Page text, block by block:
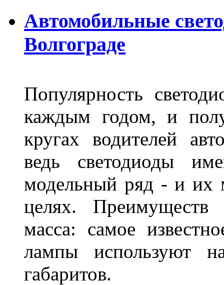
Автомобильные
Волгограде
Популярность
каждым годом, и
кругах водителей
ведь светодиоды
модельный ряд - и их
целях.
масса: самое
лампы используют
габаритов.